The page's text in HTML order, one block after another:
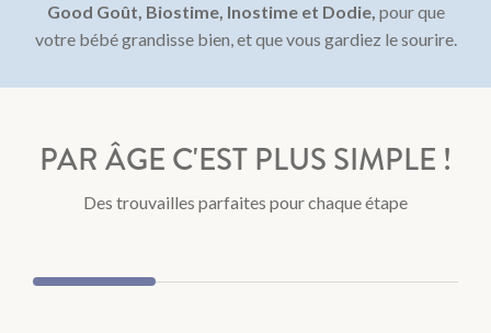
Good Goût, Biostime, Inostime et Dodie, pour que
votre bébé grandisse bien, et que vous gardiez le sourire.
PAR ÂGE C'EST PLUS SIMPLE !
Des trouvailles parfaites pour chaque étape
Dès la naissance